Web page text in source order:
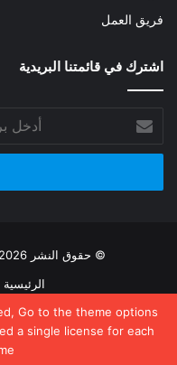
Go to the theme options
a single license for each
فريق العمل
اشترك في قائمتنا البريدية
بريدك
الإلكتروني
© حقوق النشر 2026، جميع الحقوق محفوظة |
الرئيسية